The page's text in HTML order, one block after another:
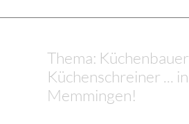
Thema: Küchenbauer
Küchenschreiner ... in
Memmingen!